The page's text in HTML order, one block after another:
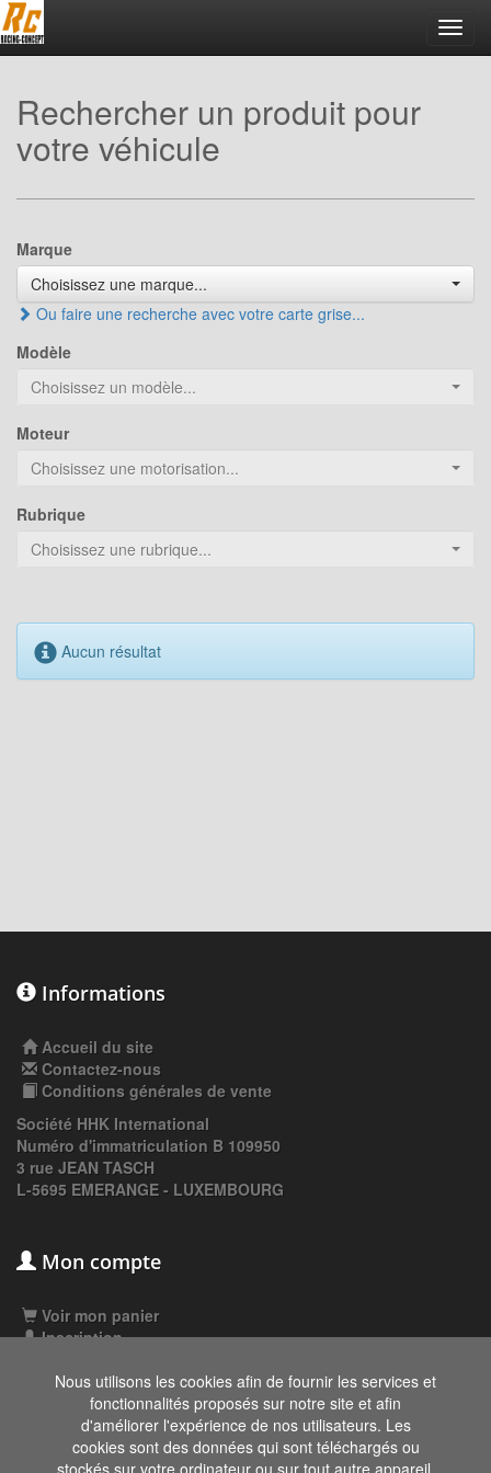
Rechercher un produit pour
votre véhicule
Marque
Choisissez une marque...
Ou faire une recherche avec votre carte grise...
Modèle
Choisissez un modèle...
Moteur
Choisissez une motorisation...
Rubrique
Choisissez une rubrique...
Aucun résultat
Informations
Accueil du site
Contactez-nous
Conditions générales de vente
Société HHK International
Numéro d'immatriculation B 109950
3 rue JEAN TASCH
L-5695 EMERANGE - LUXEMBOURG
Mon compte
Voir mon panier
Inscription
Les données affichées ici, particulièrement la
base de donnée complète, ne doivent pas être
Nous utilisons les cookies afin de fournir les services et
fonctionnalités proposés sur notre site et afin
d'améliorer l'expérience de nos utilisateurs. Les
cookies sont des données qui sont téléchargés ou
stockés sur votre ordinateur ou sur tout autre appareil.